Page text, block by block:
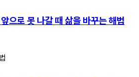
으로 못 나갈 때 삶을 바꾸는 해법